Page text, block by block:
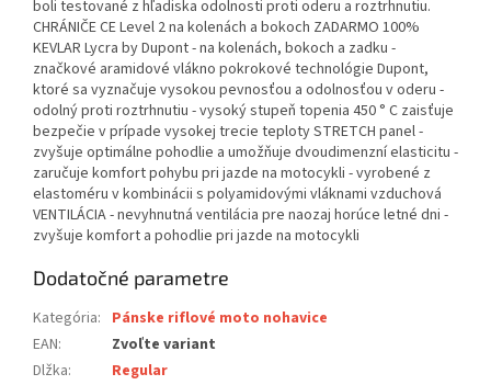
boli testované z hľadiska odolnosti proti oderu a roztrhnutiu.
CHRÁNIČE CE Level 2 na kolenách a bokoch ZADARMO 100%
KEVLAR Lycra by Dupont - na kolenách, bokoch a zadku -
značkové aramidové vlákno pokrokové technológie Dupont,
ktoré sa vyznačuje vysokou pevnosťou a odolnosťou v oderu -
odolný proti roztrhnutiu - vysoký stupeň topenia 450 ° C zaisťuje
bezpečie v prípade vysokej trecie teploty STRETCH panel -
zvyšuje optimálne pohodlie a umožňuje dvoudimenzní elasticitu -
zaručuje komfort pohybu pri jazde na motocykli - vyrobené z
elastoméru v kombinácii s polyamidovými vláknami vzduchová
VENTILÁCIA - nevyhnutná ventilácia pre naozaj horúce letné dni -
zvyšuje komfort a pohodlie pri jazde na motocykli
Dodatočné parametre
Kategória: Pánske riflové moto nohavice
EAN:
Zvoľte variant
Dlžka:
Regular